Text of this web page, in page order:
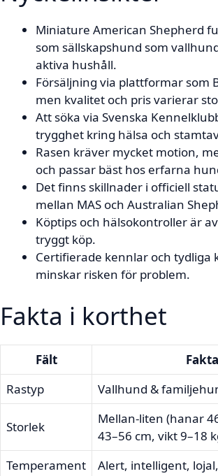
Miniature American Shepherd
som sällskapshund som
aktiva hushåll.
Försäljning via plattformar som
men kvalitet och pris varierar
Att söka via Svenska
trygghet kring hälsa och
Rasen kräver mycket motion,
och passar bäst hos erfarna
Det finns skillnader i officiell
mellan MAS och Australian
Köptips och hälsokontroller är
tryggt köp.
Certifierade kennlar och tydliga
minskar risken för problem.
Fakta i korthet
Fält
Fakta
Rastyp
Vallhund &
Storlek
Mellan-liten (hanar
43–56 cm, vikt 9–18
Temperament
Alert, intelligent,